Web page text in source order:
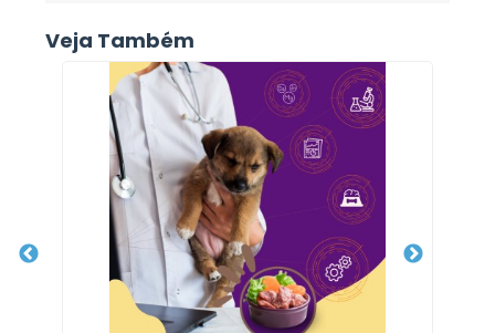
Veja Também